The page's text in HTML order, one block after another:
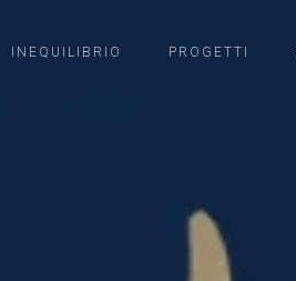
INEQUILIBRIO PROGETTI